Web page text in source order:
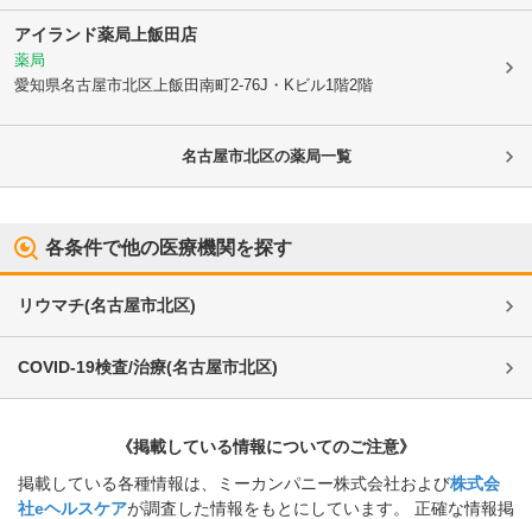
アイランド薬局上飯田店
薬局
愛知県名古屋市北区 上飯田南町2-76J・Kビル1階2階
名古屋市北区の薬局一覧
各条件で他の医療機関を探す
リウマチ(名古屋市北区)
COVID-19検査/治療(名古屋市北区)
《掲載している情報についてのご注意》
掲載している各種情報は、ミーカンパニー株式会社および株式会
社eヘルスケアが調査した情報をもとにしています。 正確な情報掲